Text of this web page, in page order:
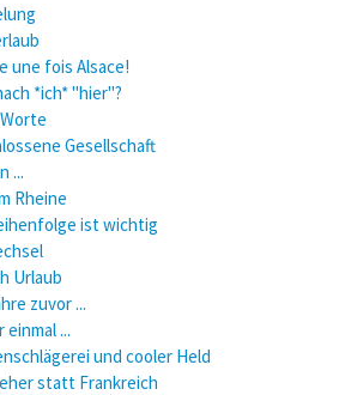
une fois Alsace!
*ich* "hier"?
Gesellschaft
...
Rheine
ist wichtig
Urlaub
zuvor ...
einmal ...
und cooler Held
statt Frankreich